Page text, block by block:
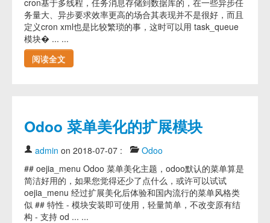
cron基于多线程，任务消息存储到数据库的，在一些异步任
务量大、异步要求效率更高的场合其表现并不是很好，而且
定义cron xml也是比较繁琐的事，这时可以用 task_queue
模块� ... ...
阅读全文
Odoo 菜单美化的扩展模块
admin on 2018-07-07 :
Odoo
## oejia_menu Odoo 菜单美化主题，odoo默认的菜单算是
简洁好用的，如果您觉得还少了点什么，或许可以试试
oejia_menu 经过扩展美化后体验和国内流行的菜单风格类
似 ## 特性 - 模块安装即可使用，轻量简单，不改变原有结
构 - 支持 od ... ...